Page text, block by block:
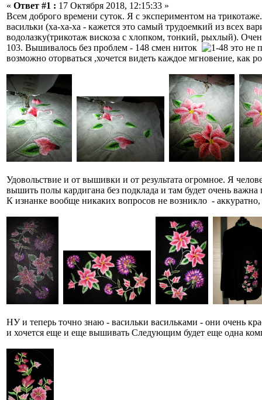
« Ответ #1 : 17 Октября 2018, 12:15:33 »
Всем доброго времени суток. Я с экспериментом на
васильки (ха-ха-ха - кажется это самый трудоемкий из всех
водолазку(трикотаж вискоза с хлопком, тонкий, рыхлый).
103. Вышивалось без проблем - 148 смен ниток
это не
возможно оторваться ,хочется видеть каждое мгновение, как
Удовольствие и от вышивки и от результата огромное. Я
вышить полы кардигана без подклада и там будет очень важна
К изнанке вообще никаких вопросов не возникло - аккуратно,
НУ и теперь точно знаю - васильки васильками - они очень
и хочется еще и еще вышивать Следующим будет еще одна